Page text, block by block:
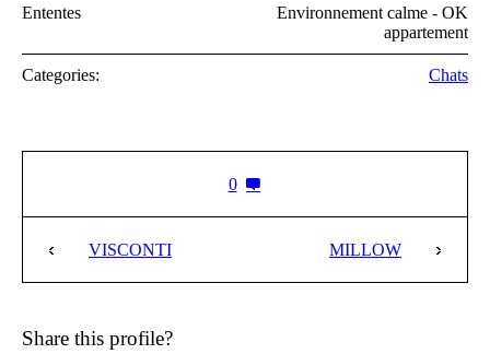
Ententes
Environnement calme - OK
appartement
Categories: Chats
0
VISCONTI MILLOW
Share this profile?